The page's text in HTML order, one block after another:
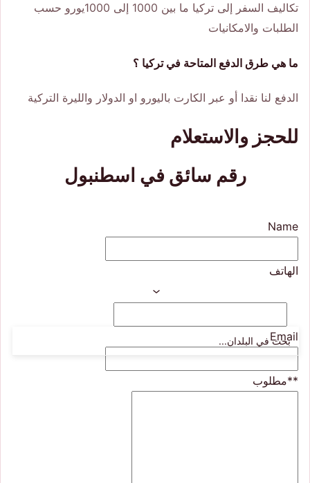
تكاليف السفر إلى تركيا ما بين 1000 إلى 1000يورو حسب
الطلبات والامكانيات
ما هي طرق الدفع المتاحة في تركيا ؟
الدفع لنا نقدا أو عبر الكارت باليورو او الدولار والليرة التركية
للحجز والاستعلام
رقم سائق في اسطنبول
Name
الهاتف
Email
**مطلوب